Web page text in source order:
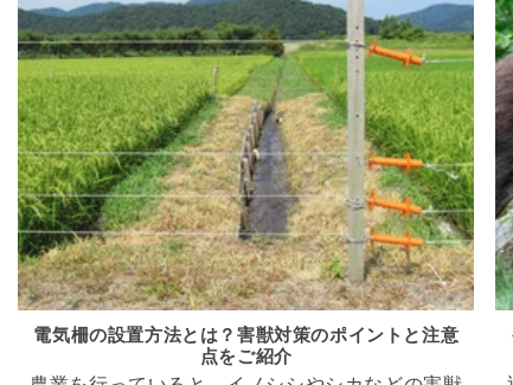
電気柵の設置方法とは？害獣対策のポイントと注意
点をご紹介